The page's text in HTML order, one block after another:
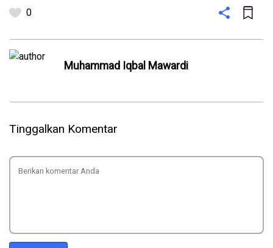
0
Muhammad Iqbal Mawardi
Tinggalkan Komentar